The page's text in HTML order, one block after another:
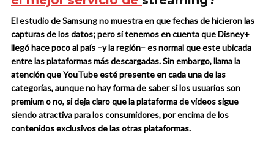
El estudio de Samsung no muestra en que fechas de hicieron las
capturas de los datos; pero si tenemos en cuenta que Disney+
llegó hace poco al país –y la región– es normal que este ubicada
entre las plataformas más descargadas. Sin embargo, llama la
atención que YouTube esté presente en cada una de las
categorías, aunque no hay forma de saber si los usuarios son
premium o no, si deja claro que la plataforma de videos sigue
siendo atractiva para los consumidores, por encima de los
contenidos exclusivos de las otras plataformas.